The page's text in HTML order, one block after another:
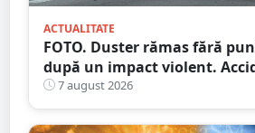
ACTUALITATE
FOTO. Duster rămas fără
după un impact violent.
implicarea unei mașini din
7 august 2026